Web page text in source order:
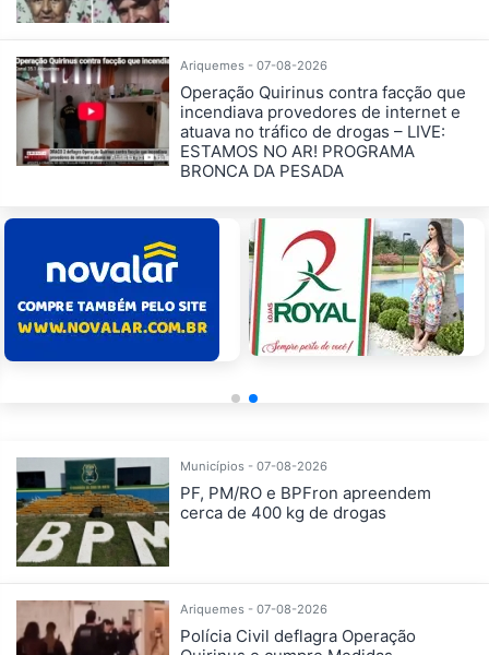
Ariquemes - 07-08-2026
Operação Quirinus contra facção que
incendiava provedores de internet e
atuava no tráfico de drogas – LIVE:
ESTAMOS NO AR! PROGRAMA
BRONCA DA PESADA
Municípios - 07-08-2026
PF, PM/RO e BPFron apreendem
cerca de 400 kg de drogas
Ariquemes - 07-08-2026
Polícia Civil deflagra Operação